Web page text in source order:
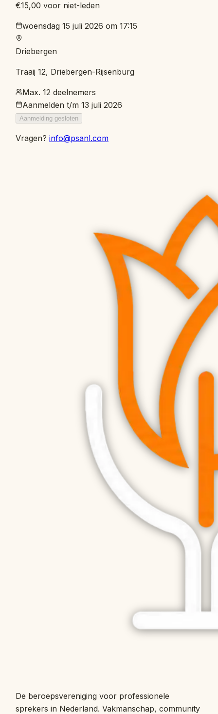
€15,00 voor niet-leden
woensdag 15 juli 2026 om 17:15
Driebergen
Traaij 12, Driebergen-Rijsenburg
Max. 12 deelnemers
Aanmelden t/m 13 juli 2026
Aanmelding gesloten
Vragen? info@psanl.com
De beroepsvereniging voor professionele
sprekers in Nederland. Vakmanschap, community